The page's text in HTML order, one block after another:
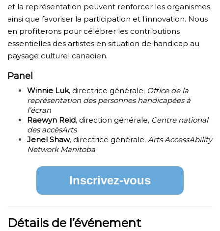
et la représentation peuvent renforcer les organismes,
ainsi que favoriser la participation et l’innovation. Nous
en profiterons pour célébrer les contributions
essentielles des artistes en situation de handicap au
paysage culturel canadien.
Panel
Winnie Luk, directrice générale, Office de la
représentation des personnes handicapées à
l’écran
Raewyn Reid, direction générale, Centre national
des accèsArts
Jenel Shaw, directrice générale, Arts AccessAbility
Network Manitoba
Inscrivez-vous
Détails de l’événement